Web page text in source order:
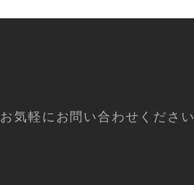
お気軽にお問い合わせください